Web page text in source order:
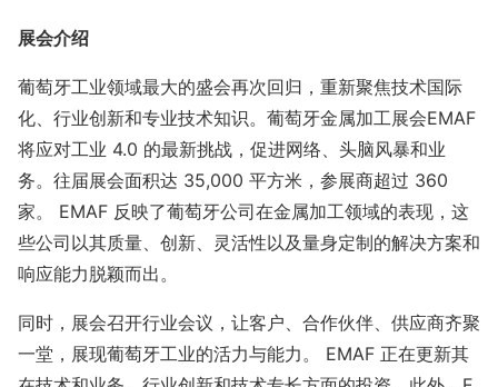
展会介绍
葡萄牙工业领域最大的盛会再次回归，重新聚焦技术国际
化、行业创新和专业技术知识。葡萄牙金属加工展会EMAF
将应对工业 4.0 的最新挑战，促进网络、头脑风暴和业
务。往届展会面积达 35,000 平方米，参展商超过 360
家。 EMAF 反映了葡萄牙公司在金属加工领域的表现，这
些公司以其质量、创新、灵活性以及量身定制的解决方案和
响应能力脱颖而出。
同时，展会召开行业会议，让客户、合作伙伴、供应商齐聚
一堂，展现葡萄牙工业的活力与能力。 EMAF 正在更新其